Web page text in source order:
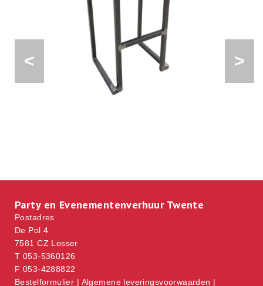
< >
Party en Evenementenverhuur Twente
Postadres
De Pol 4
7581 CZ Losser
T 053-5360126
F 053-4288822
Bestelformulier | Algemene leveringsvoorwaarden |